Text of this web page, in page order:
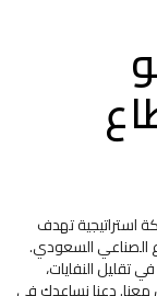
استراتيجية تهدف
الصناعي السعودي.
تقليل النفايات،